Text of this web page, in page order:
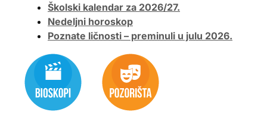
Školski kalendar za 2026/27.
Nedeljni horoskop
Poznate ličnosti – preminuli u julu 2026.